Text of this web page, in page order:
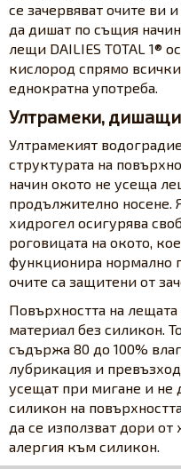
се зачервяват очите ви
да дишат по същия
лещи DAILIES TOTAL 1®
кислород спрямо
еднократна употреба.
Ултрамеки,
Ултрамекият
структурата на
начин окото не усеща
продължително носене.
хидрогел осигурява
роговицата на окото,
функционира нормално
очите са защитени от
Повърхността на
материал без силикон.
съдържа 80 до 100%
лубрикация и
усещат при мигане и не
силикон на
да се използват дори от
алергия към силикон.